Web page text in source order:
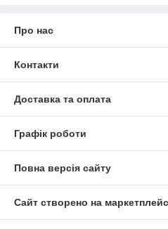
Про нас
Контакти
Доставка та оплата
Графік роботи
Повна версія сайту
Сайт створено на